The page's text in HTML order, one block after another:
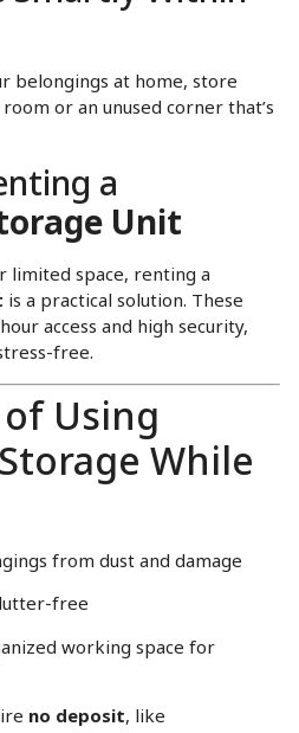
belongings at home, store
or an unused corner that’s
a
Unit
limited space, renting a
is a practical solution. These
access and high security,
free.
Using
While
from dust and damage
free
working space for
no deposit, like